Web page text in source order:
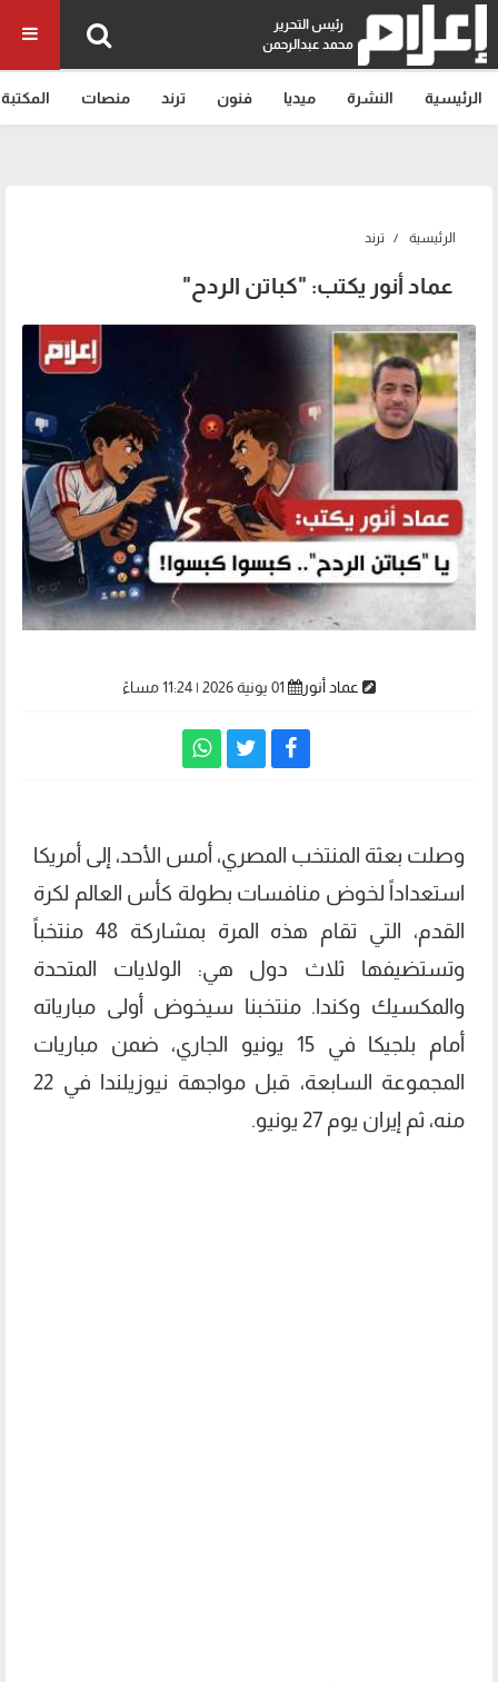
رئيس التحرير
محمد عبدالرحمن
الرئيسية النشرة ميديا فنون ترند منصات المكتبة
الرئيسية ترند
عماد أنور يكتب: "كباتن الردح"
عماد أنور
وصلت بعثة المنتخب المصري، أمس الأحد، إلى أمريكا
استعداداً لخوض منافسات بطولة كأس العالم لكرة
القدم، التي تقام هذه المرة بمشاركة 48 منتخباً
وتستضيفها ثلاث دول هي: الولايات المتحدة
والمكسيك وكندا. منتخبنا سيخوض أولى مبارياته
أمام بلجيكا في 15 يونيو الجاري، ضمن مباريات
المجموعة السابعة، قبل مواجهة نيوزيلندا في 22
منه، ثم إيران يوم 27 يونيو.